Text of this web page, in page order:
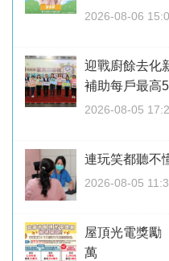
2026-08-06
迎戰廚餘去化
補助每戶最高
2026-08-05
連玩笑都聽不
2026-08-05
屋頂光電獎
萬